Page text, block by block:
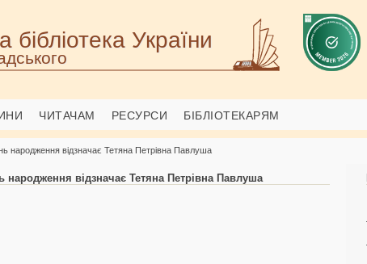
бібліотека України
ЧИТАЧАМ РЕСУРСИ БІБЛІОТЕКАРЯМ
народження відзначає Тетяна Петрівна Павлуша
народження відзначає Тетяна Петрівна Павлуша